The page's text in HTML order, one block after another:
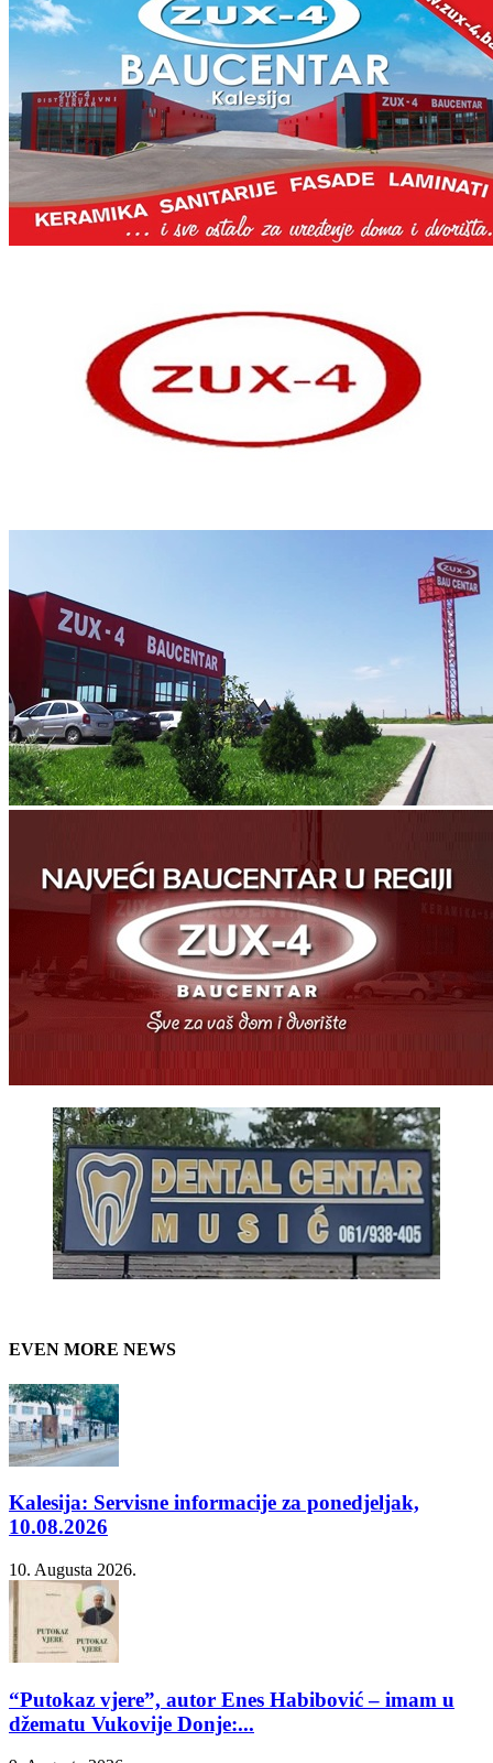
EVEN MORE NEWS
Kalesija: Servisne informacije za ponedjeljak,
10.08.2026
10. Augusta 2026.
“Putokaz vjere”, autor Enes Habibović – imam u
džematu Vukovije Donje:...